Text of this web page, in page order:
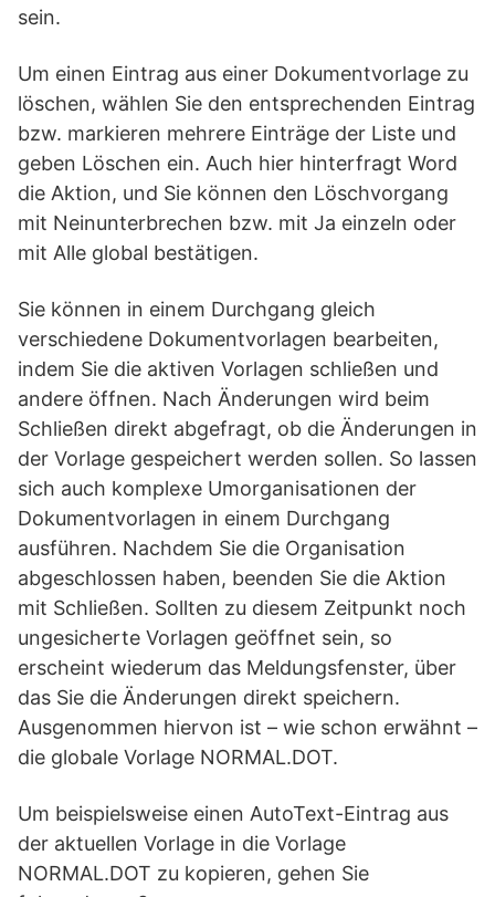
sein.
Um einen Eintrag aus einer Dokumentvorlage zu
löschen, wählen Sie den entsprechenden Eintrag
bzw. markieren mehrere Einträge der Liste und
geben Löschen ein. Auch hier hinterfragt Word
die Aktion, und Sie können den Löschvorgang
mit Neinunterbrechen bzw. mit Ja einzeln oder
mit Alle global bestätigen.
Sie können in einem Durchgang gleich
verschiedene Dokumentvorlagen bearbeiten,
indem Sie die aktiven Vorlagen schließen und
andere öffnen. Nach Änderungen wird beim
Schließen direkt abgefragt, ob die Änderungen in
der Vorlage gespeichert werden sollen. So lassen
sich auch komplexe Umorganisationen der
Dokumentvorlagen in einem Durchgang
ausführen. Nachdem Sie die Organisation
abgeschlossen haben, beenden Sie die Aktion
mit Schließen. Sollten zu diesem Zeitpunkt noch
ungesicherte Vorlagen geöffnet sein, so
erscheint wiederum das Meldungsfenster, über
das Sie die Änderungen direkt speichern.
Ausgenommen hiervon ist – wie schon erwähnt –
die globale Vorlage NORMAL.DOT.
Um beispielsweise einen AutoText-Eintrag aus
der aktuellen Vorlage in die Vorlage
NORMAL.DOT zu kopieren, gehen Sie